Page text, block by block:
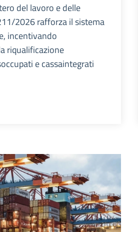
del lavoro e delle
2026 rafforza il sistema
incentivando
riqualificazione
e cassaintegrati